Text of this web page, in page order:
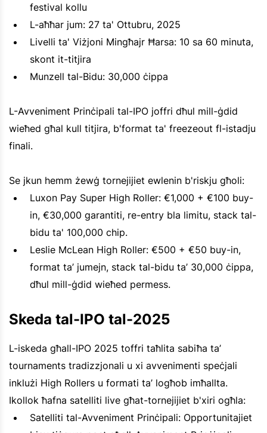
festival kollu
L-aħħar jum: 27 ta' Ottubru, 2025
Livelli ta' Viżjoni Mingħajr Ħarsa: 10 sa 60 minuta,
skont it-titjira
Munzell tal-Bidu: 30,000 ċippa
L-Avveniment Prinċipali tal-IPO joffri dħul mill-ġdid
wieħed għal kull titjira, b'format ta' freezeout fl-istadju
finali.
Se jkun hemm żewġ tornejijiet ewlenin b'riskju għoli:
Luxon Pay Super High Roller: €1,000 + €100 buy-
in, €30,000 garantiti, re-entry bla limitu, stack tal-
bidu ta' 100,000 chip.
Leslie McLean High Roller: €500 + €50 buy-in,
format ta’ jumejn, stack tal-bidu ta’ 30,000 ċippa,
dħul mill-ġdid wieħed permess.
Skeda tal-IPO tal-2025
L-iskeda għall-IPO 2025 toffri taħlita sabiħa ta’
tournaments tradizzjonali u xi avvenimenti speċjali
inklużi High Rollers u formati ta’ logħob imħallta.
Ikollok ħafna satelliti live għat-tornejijiet b'xiri ogħla:
Satelliti tal-Avveniment Prinċipali: Opportunitajiet